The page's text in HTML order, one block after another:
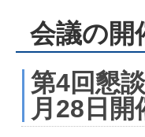
会議の開
第4回懇
月28日開